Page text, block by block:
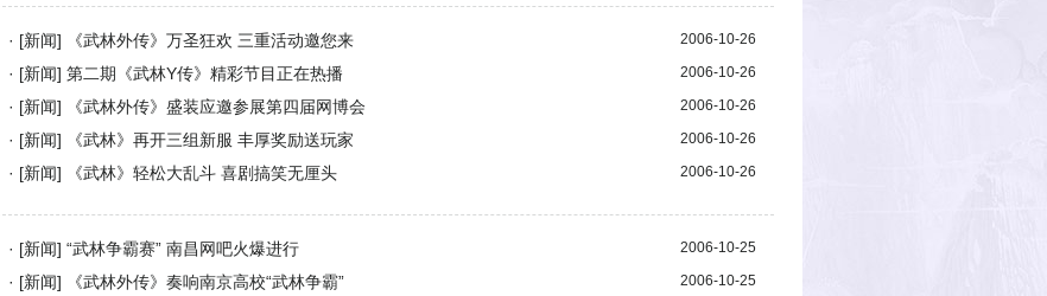
· [新闻] 《武林外传》万圣狂欢 三重活动邀您来 2006-10-26
· [新闻] 第二期《武林Y传》精彩节目正在热播 2006-10-26
· [新闻] 《武林外传》盛装应邀参展第四届网博会 2006-10-26
· [新闻] 《武林》再开三组新服 丰厚奖励送玩家 2006-10-26
· [新闻] 《武林》轻松大乱斗 喜剧搞笑无厘头 2006-10-26
· [新闻] “武林争霸赛” 南昌网吧火爆进行 2006-10-25
· [新闻] 《武林外传》奏响南京高校“武林争霸” 2006-10-25